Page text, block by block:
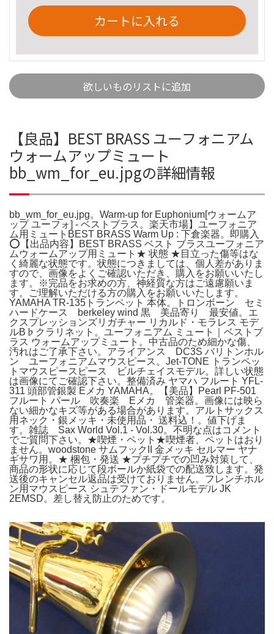
カートに入れる
欲しいものリストに追加
【良品】BEST BRASS ユーフォニアム
ウォームアップミュート
bb_wm_for_eu.jpgの詳細情報
bb_wm_for_eu.jpg。Warm-up for Euphonium[ウォームア
ップ ユーフォ] - ベストブラス。楽天市場】ユーフォニア
ム用ミュートBEST BRASS Warm Up : 下倉楽器。即購入
⭕️【出品内容】BEST BRASS ベスト ブラスユーフォニア
ムウォームアップ用ミュート★ 状態 ★目立った傷等はな
く綺麗な状態です。状態につきましては、個人差がありま
すので、画像をよくご確認いただき、購入をお願いいたし
ます。※完品をお求めの方、神経質な方はご遠慮願いま
す。ご理解いただける方の購入をお願いいたします。
YAMAHA TR-135トランペット 本体。トロンボーン セミ
ハードケース berkeley wind 黒 美品寄り 最安値。エ
クスプレッションズリガチャー リカルド・モラレス モデ
ルB♭クラリネット。ユーフォニアム ミュート｜ベストブ
ラス ウォームアップミュート。中古品のため細かな傷、
汚れはご了承下さい。アライアンス DC3S バリトンホル
ン ユーフォニアムマウスピース。Jet-TONE トランペッ
トマウスピースピース ビルチェイスモデル。詳しい状態
は画像にてご確認下さい。整備済み ヤマハ フルート YFL-
311 頭部管銀製 Eメカ YAMAHA。【美品】Pearl PF-501
フルート パール 吹奏楽 Eメカ 管楽器。画像には映ら
ない細かなキズ等がある場合があります。アルトサックス
用ネック・銀メッキ・未使用品・ 送料込！。値下げま
す。雑誌 Sax World Vol.1 - Vol.30。不明な点はコメント
でご質問下さい。★喫煙・ペット★喫煙者、ペットはおり
ません。woodstone サムフックII 金メッキ セルマー ヤナ
ギサワ用。★ 梱包・発送 ★プチプチでの凹み対策して、
商品の形状に応じて段ボールか紙袋での配送致します。発
送後のキャンセル返品は受けておりません。フレンチホル
ン用マウスピース シュテファン・ドールモデル JK
2EMSD。差し替え防止のためです。